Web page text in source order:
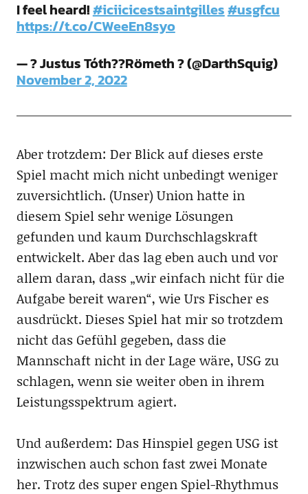
I feel heard!#iciicicestsaintgilles#usgfcu
https://t.co/CWeeEn8syo
— ? Justus Tóth??Römeth ? (@DarthSquig)
November 2, 2022
Aber trotzdem: Der Blick auf dieses erste
Spiel macht mich nicht unbedingt weniger
zuversichtlich. (Unser) Union hatte in
diesem Spiel sehr wenige Lösungen
gefunden und kaum Durchschlagskraft
entwickelt. Aber das lag eben auch und vor
allem daran, dass „wir einfach nicht für die
Aufgabe bereit waren“, wie Urs Fischer es
ausdrückt. Dieses Spiel hat mir so trotzdem
nicht das Gefühl gegeben, dass die
Mannschaft nicht in der Lage wäre, USG zu
schlagen, wenn sie weiter oben in ihrem
Leistungsspektrum agiert.
Und außerdem: Das Hinspiel gegen USG ist
inzwischen auch schon fast zwei Monate
her. Trotz des super engen Spiel-Rhythmus